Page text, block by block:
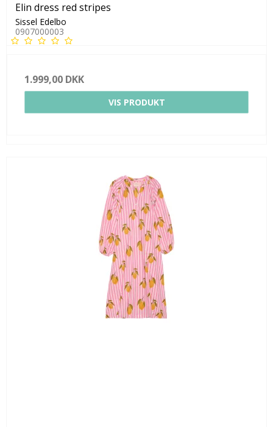
Elin dress red stripes
Sissel Edelbo
0907000003
1.999,00 DKK
VIS PRODUKT